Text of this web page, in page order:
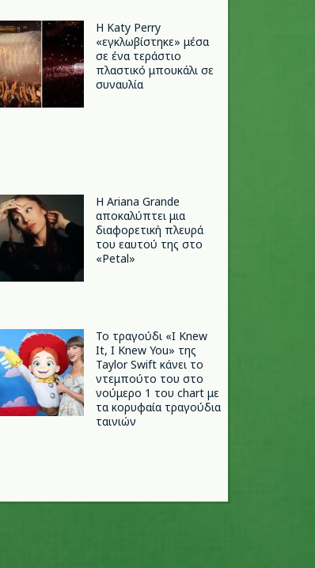
H Katy Perry
«εγκλωβίστηκε» μέσα
σε ένα τεράστιο
πλαστικό μπουκάλι σε
συναυλία
Η Ariana Grande
αποκαλύπτει μια
διαφορετική πλευρά
του εαυτού της στο
«Petal»
Το τραγούδι «I Knew
It, I Knew You» της
Taylor Swift κάνει το
ντεμπούτο του στο
νούμερο 1 του chart με
τα κορυφαία τραγούδια
ταινιών